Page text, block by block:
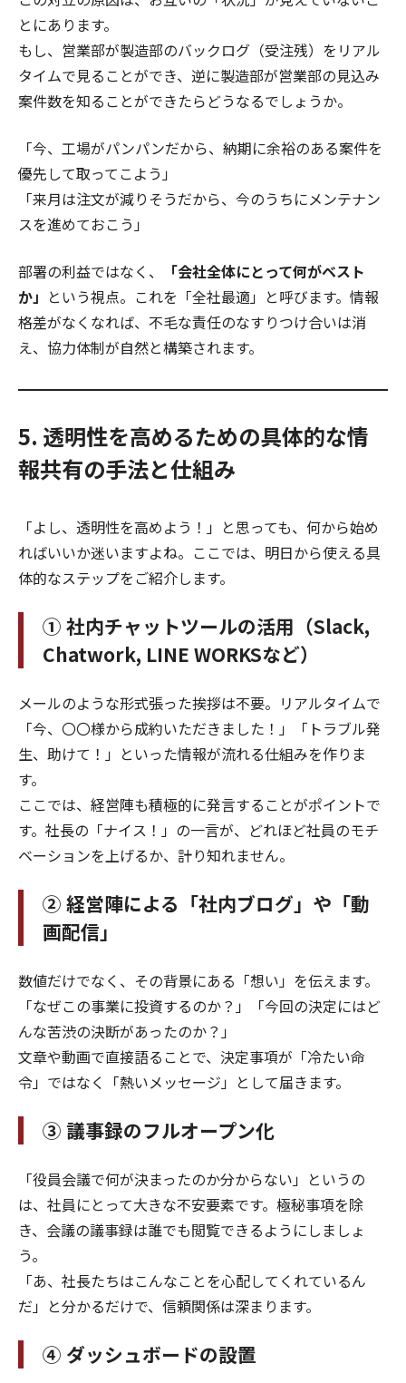
とにあります。
もし、営業部が製造部のバックログ（受注残）をリアル
タイムで見ることができ、逆に製造部が営業部の見込み
案件数を知ることができたらどうなるでしょうか。
「今、工場がパンパンだから、納期に余裕のある案件を
優先して取ってこよう」
「来月は注文が減りそうだから、今のうちにメンテナン
スを進めておこう」
部署の利益ではなく、
「会社全体にとって何がベスト
か」 という視点。これを「全社最適」と呼びます。情報
格差がなくなれば、不毛な責任のなすりつけ合いは消
え、協力体制が自然と構築されます。
5. 透明性を高めるための具体的な情
報共有の手法と仕組み
「よし、透明性を高めよう！」と思っても、何から始め
ればいいか迷いますよね。ここでは、明日から使える具
体的なステップをご紹介します。
① 社内チャットツールの活用（Slack,
Chatwork, LINE WORKSなど）
メールのような形式張った挨拶は不要。リアルタイムで
「今、〇〇様から成約いただきました！」「トラブル発
生、助けて！」といった情報が流れる仕組みを作りま
す。
ここでは、経営陣も積極的に発言することがポイントで
す。社長の「ナイス！」の一言が、どれほど社員のモチ
ベーションを上げるか、計り知れません。
② 経営陣による「社内ブログ」や「動
画配信」
数値だけでなく、その背景にある「想い」を伝えます。
「なぜこの事業に投資するのか？」「今回の決定にはど
んな苦渋の決断があったのか？」
文章や動画で直接語ることで、決定事項が「冷たい命
令」ではなく「熱いメッセージ」として届きます。
③ 議事録のフルオープン化
「役員会議で何が決まったのか分からない」というの
は、社員にとって大きな不安要素です。極秘事項を除
き、会議の議事録は誰でも閲覧できるようにしましょ
う。
「あ、社長たちはこんなことを心配してくれているん
だ」と分かるだけで、信頼関係は深まります。
④ ダッシュボードの設置